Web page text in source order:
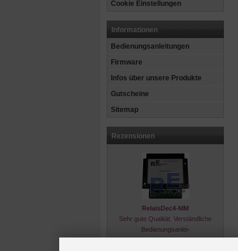
Cookie Einstellungen
Informationen
Bedienungsanleitungen
Firmware
Infos über unsere Produkte
Gutscheine
Sitemap
Rezensionen
RelaisDec4-MM
Sehr gute Qualität. Verständliche
Bedienungsanlei-
tung